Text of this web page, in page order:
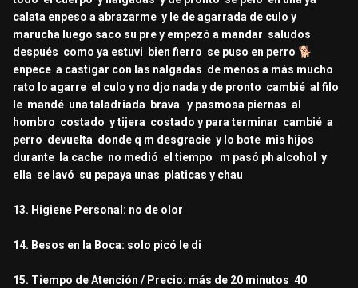
calata enpeso a abrazarme y le de agarrada de culo y
marucha luego saco su pre y empezó a mandar saludos
después como ya estuvi bien fierro se puso en perro 🐕
enpece a castigar con las nalgadas de menos a más mucho
rato lo agarre el culo y no djo nada y de pronto cambié al filo
le mandé una taladriada brava y pasmosa piernas al
hombro costado y tijera costado y para terminar cambié a
perro devuelta donde q m desgracie y lo bote mis hijos
durante la cache no medió el tiempo m pasó ph alcohol y
ella se lavó su papaya unas platicas y chau
13. Higiene Personal: no de olor
14. Besos en la Boca: solo picó le di
15. Tiempo de Atención / Precio: más de 20 minutos 40